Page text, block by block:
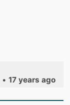
• 17 years ago